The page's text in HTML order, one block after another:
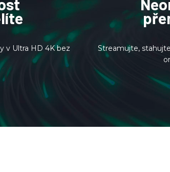
v Ultra HD 4K bez
Streamujte,